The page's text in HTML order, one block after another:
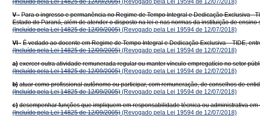
(Incluído pela Lei 14825 de 12/09/2005) (Revogado pela Lei 19594 de 12/07/2018)
V - Para o ingresso e permanência no Regime de Tempo Integral e Dedicação Exclusiva -
Estado do Paraná, além de atender o disposto na lei e nas normas da instituição de
(Incluído pela Lei 14825 de 12/09/2005) (Revogado pela Lei 19594 de 12/07/2018)
VI - É vedado ao docente em Regime de Tempo Integral e Dedicação Exclusiva – TIDE,
(Incluído pela Lei 14825 de 12/09/2005) (Revogado pela Lei 19594 de 12/07/2018)
a) exercer outra atividade remunerada regular ou manter vínculo empregatício no setor
(Incluído pela Lei 14825 de 12/09/2005) (Revogado pela Lei 19594 de 12/07/2018)
b) atuar como profissional autônomo ou participar, com remuneração, de conselhos de
(Incluído pela Lei 14825 de 12/09/2005) (Revogado pela Lei 19594 de 12/07/2018)
c) desempenhar funções que impliquem em responsabilidade técnica ou administrativa
(Incluído pela Lei 14825 de 12/09/2005) (Revogado pela Lei 19594 de 12/07/2018)